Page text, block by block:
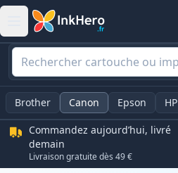
Brother Canon Epson HP
Commandez aujourd’hui, livré
demain
Livraison gratuite dès 49 €